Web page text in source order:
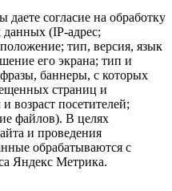
согласие на обработку
данных (IP-адрес;
тип, версия, язык
его экрана; тип и
баннеры, с которых
страниц и
возраст посетителей;
файлов). В целях
и проведения
обрабатываются с
Яндекс Метрика.